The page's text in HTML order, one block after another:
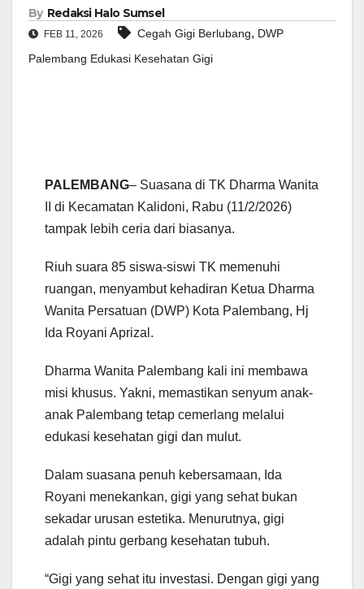
By Redaksi Halo Sumsel
FEB 11, 2026 Cegah Gigi Berlubang, DWP
Palembang Edukasi Kesehatan Gigi
PALEMBANG– Suasana di TK Dharma Wanita
II di Kecamatan Kalidoni, Rabu (11/2/2026)
tampak lebih ceria dari biasanya.
Riuh suara 85 siswa-siswi TK memenuhi
ruangan, menyambut kehadiran Ketua Dharma
Wanita Persatuan (DWP) Kota Palembang, Hj
Ida Royani Aprizal.
Dharma Wanita Palembang kali ini membawa
misi khusus. Yakni, memastikan senyum anak-
anak Palembang tetap cemerlang melalui
edukasi kesehatan gigi dan mulut.
Dalam suasana penuh kebersamaan, Ida
Royani menekankan, gigi yang sehat bukan
sekadar urusan estetika. Menurutnya, gigi
adalah pintu gerbang kesehatan tubuh.
“Gigi yang sehat itu investasi. Dengan gigi yang